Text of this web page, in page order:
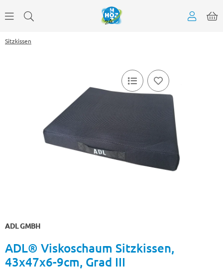
Sitzkissen
ADL GMBH
ADL® Viskoschaum Sitzkissen,
43x47x6-9cm, Grad III